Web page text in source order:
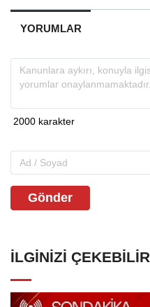
YORUMLAR
Gönder
İLGINIZI ÇEKEBILIR